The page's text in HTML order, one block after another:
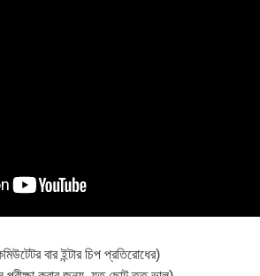
বার ইন্টার চিপ প্রতিরোধের)